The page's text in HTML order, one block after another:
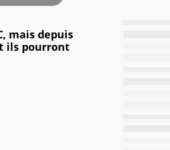
mais depuis
ils pourront